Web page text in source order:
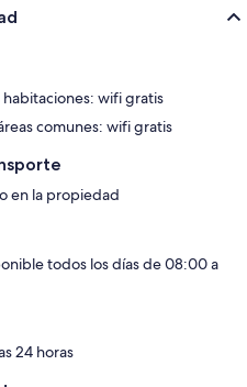
wifi gratis
comunes: wifi gratis
en la propiedad
todos los días de 08:00 a
24 horas